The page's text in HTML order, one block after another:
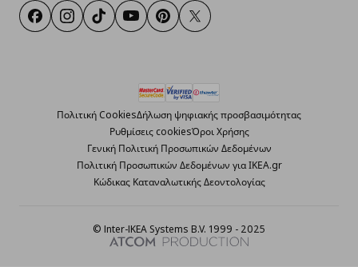
FacebookInstagram
TikTokYoutubePinterestTwitter
Πολιτική CookiesΔήλωση ψηφιακής προσβασιμότητας
Ρυθμίσεις cookiesΌροι Χρήσης
Γενική Πολιτική Προσωπικών Δεδομένων
Πολιτική Προσωπικών Δεδομένων για ΙΚΕΑ.gr
Κώδικας Καταναλωτικής Δεοντολογίας
© Inter-IKEA Systems B.V. 1999 - 2025